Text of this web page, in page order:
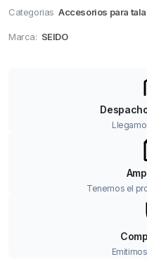
Categorias Accesorios para
Marca: SEIDO
Tenemos el